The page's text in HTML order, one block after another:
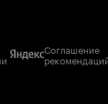
Соглашение